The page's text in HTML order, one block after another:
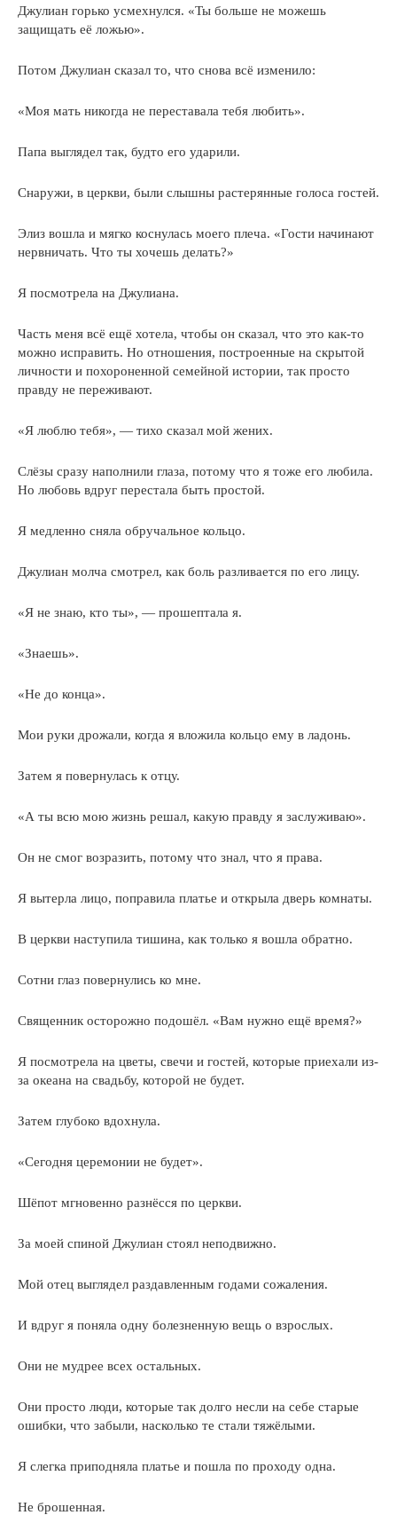
Джулиан горько усмехнулся. «Ты больше не можешь
защищать её ложью».
Потом Джулиан сказал то, что снова всё изменило:
«Моя мать никогда не переставала тебя любить».
Папа выглядел так, будто его ударили.
Снаружи, в церкви, были слышны растерянные голоса гостей.
Элиз вошла и мягко коснулась моего плеча. «Гости начинают
нервничать. Что ты хочешь делать?»
Я посмотрела на Джулиана.
Часть меня всё ещё хотела, чтобы он сказал, что это как-то
можно исправить. Но отношения, построенные на скрытой
личности и похороненной семейной истории, так просто
правду не переживают.
«Я люблю тебя», — тихо сказал мой жених.
Слёзы сразу наполнили глаза, потому что я тоже его любила.
Но любовь вдруг перестала быть простой.
Я медленно сняла обручальное кольцо.
Джулиан молча смотрел, как боль разливается по его лицу.
«Я не знаю, кто ты», — прошептала я.
«Знаешь».
«Не до конца».
Мои руки дрожали, когда я вложила кольцо ему в ладонь.
Затем я повернулась к отцу.
«А ты всю мою жизнь решал, какую правду я заслуживаю».
Он не смог возразить, потому что знал, что я права.
Я вытерла лицо, поправила платье и открыла дверь комнаты.
В церкви наступила тишина, как только я вошла обратно.
Сотни глаз повернулись ко мне.
Священник осторожно подошёл. «Вам нужно ещё время?»
Я посмотрела на цветы, свечи и гостей, которые приехали из-
за океана на свадьбу, которой не будет.
Затем глубоко вдохнула.
«Сегодня церемонии не будет».
Шёпот мгновенно разнёсся по церкви.
За моей спиной Джулиан стоял неподвижно.
Мой отец выглядел раздавленным годами сожаления.
И вдруг я поняла одну болезненную вещь о взрослых.
Они не мудрее всех остальных.
Они просто люди, которые так долго несли на себе старые
ошибки, что забыли, насколько те стали тяжёлыми.
Я слегка приподняла платье и пошла по проходу одна.
Не брошенная.